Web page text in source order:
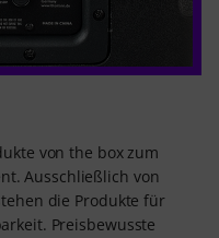
von the box zum
Ausschließlich von
die Produkte für
Preisbewusste